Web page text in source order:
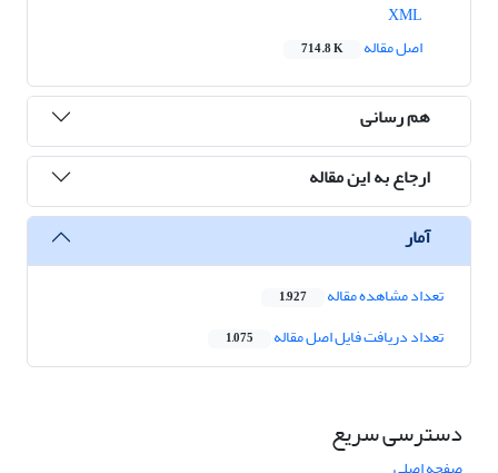
اصل مقاله
714.8 K
هم رسانی
ارجاع به این مقاله
آمار
تعداد مشاهده مقاله 1,927
تعداد دریافت فایل اصل مقاله 1,075
دسترسی سریع